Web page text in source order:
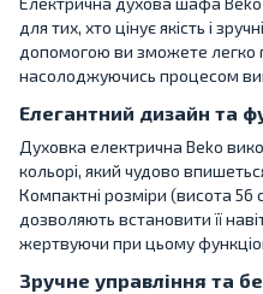
для тих, хто цінує якість і
допомогою ви зможете легко
насолоджуючись процесом
Елегантний дизайн та
Духовка електрична Beko
кольорі, який чудово
Компактні розміри (висота
дозволяють встановити її
жертвуючи при цьому
Зручне управління та